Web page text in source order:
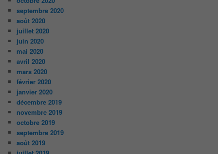
septembre 2020
août 2020
juillet 2020
juin 2020
mai 2020
avril 2020
mars 2020
février 2020
janvier 2020
décembre 2019
novembre 2019
octobre 2019
septembre 2019
août 2019